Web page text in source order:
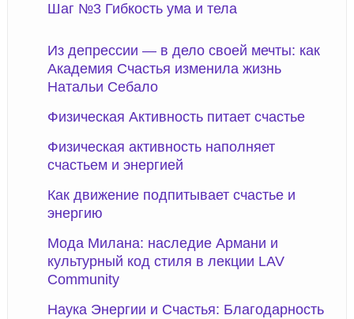
Шаг №3 Гибкость ума и тела
Из депрессии — в дело своей мечты: как
Академия Счастья изменила жизнь
Натальи Себало
Физическая Активность питает счастье
Физическая активность наполняет
счастьем и энергией
Как движение подпитывает счастье и
энергию
Мода Милана: наследие Армани и
культурный код стиля в лекции LAV
Community
Наука Энергии и Счастья: Благодарность